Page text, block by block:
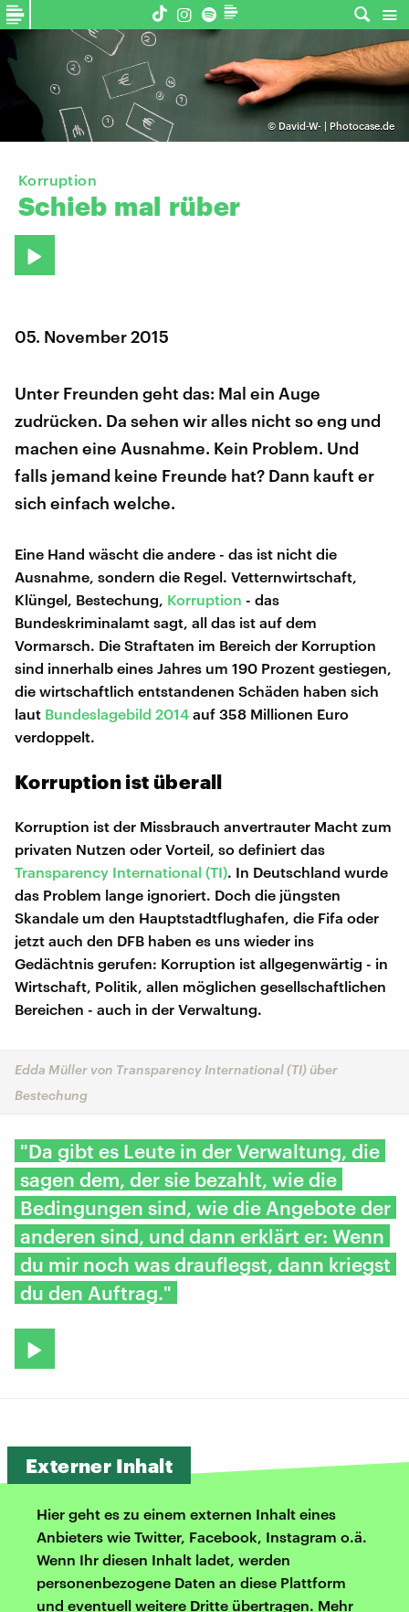
© David-W- | Photocase.de
Korruption
Schieb mal rüber
05. November 2015
Unter Freunden geht das: Mal ein Auge
zudrücken. Da sehen wir alles nicht so eng und
machen eine Ausnahme. Kein Problem. Und
falls jemand keine Freunde hat? Dann kauft er
sich einfach welche.
Eine Hand wäscht die andere - das ist nicht die
Ausnahme, sondern die Regel. Vetternwirtschaft,
Klüngel, Bestechung, Korruption - das
Bundeskriminalamt sagt, all das ist auf dem
Vormarsch. Die Straftaten im Bereich der Korruption
sind innerhalb eines Jahres um 190 Prozent gestiegen,
die wirtschaftlich entstandenen Schäden haben sich
laut Bundeslagebild 2014 auf 358 Millionen Euro
verdoppelt.
Korruption ist überall
Korruption ist der Missbrauch anvertrauter Macht zum
privaten Nutzen oder Vorteil, so definiert das
Transparency International (TI). In Deutschland wurde
das Problem lange ignoriert. Doch die jüngsten
Skandale um den Hauptstadtflughafen, die Fifa oder
jetzt auch den DFB haben es uns wieder ins
Gedächtnis gerufen: Korruption ist allgegenwärtig - in
Wirtschaft, Politik, allen möglichen gesellschaftlichen
Bereichen - auch in der Verwaltung.
Edda Müller von Transparency International (TI) über
Bestechung
"Da gibt es Leute in der Verwaltung, die
sagen dem, der sie bezahlt, wie die
Bedingungen sind, wie die Angebote der
anderen sind, und dann erklärt er: Wenn
du mir noch was drauflegst, dann kriegst
du den Auftrag."
Externer Inhalt
Hier geht es zu einem externen Inhalt eines
Anbieters wie Twitter, Facebook, Instagram o.ä.
Wenn Ihr diesen Inhalt ladet, werden
personenbezogene Daten an diese Plattform
und eventuell weitere Dritte übertragen. Mehr